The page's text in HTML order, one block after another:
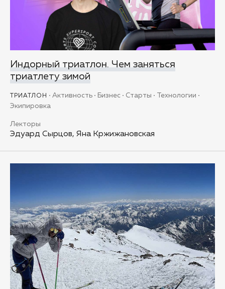
Индорный триатлон. Чем заняться
триатлету зимой
ТРИАТЛОН Активность Бизнес Старты
Технологии
Экипировка
Лекторы
Эдуард Сырцов, Яна Кржижановская